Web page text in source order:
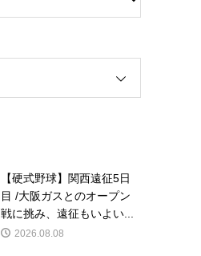
【硬式野球】関西遠征5日
目 /大阪ガスとのオープン
戦に挑み、遠征もいよい...
2026.08.08